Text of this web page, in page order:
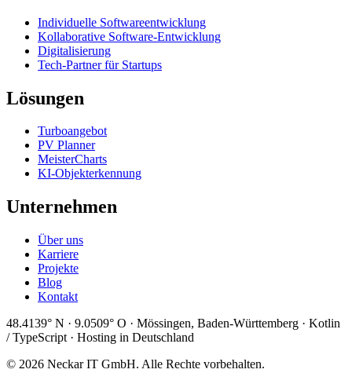
Individuelle Softwareentwicklung
Kollaborative Software-Entwicklung
Digitalisierung
Tech-Partner für Startups
Lösungen
Turboangebot
PV Planner
MeisterCharts
KI-Objekterkennung
Unternehmen
Über uns
Karriere
Projekte
Blog
Kontakt
48.4139° N · 9.0509° O · Mössingen, Baden-Württemberg · Kotlin
/ TypeScript · Hosting in Deutschland
© 2026 Neckar IT GmbH. Alle Rechte vorbehalten.